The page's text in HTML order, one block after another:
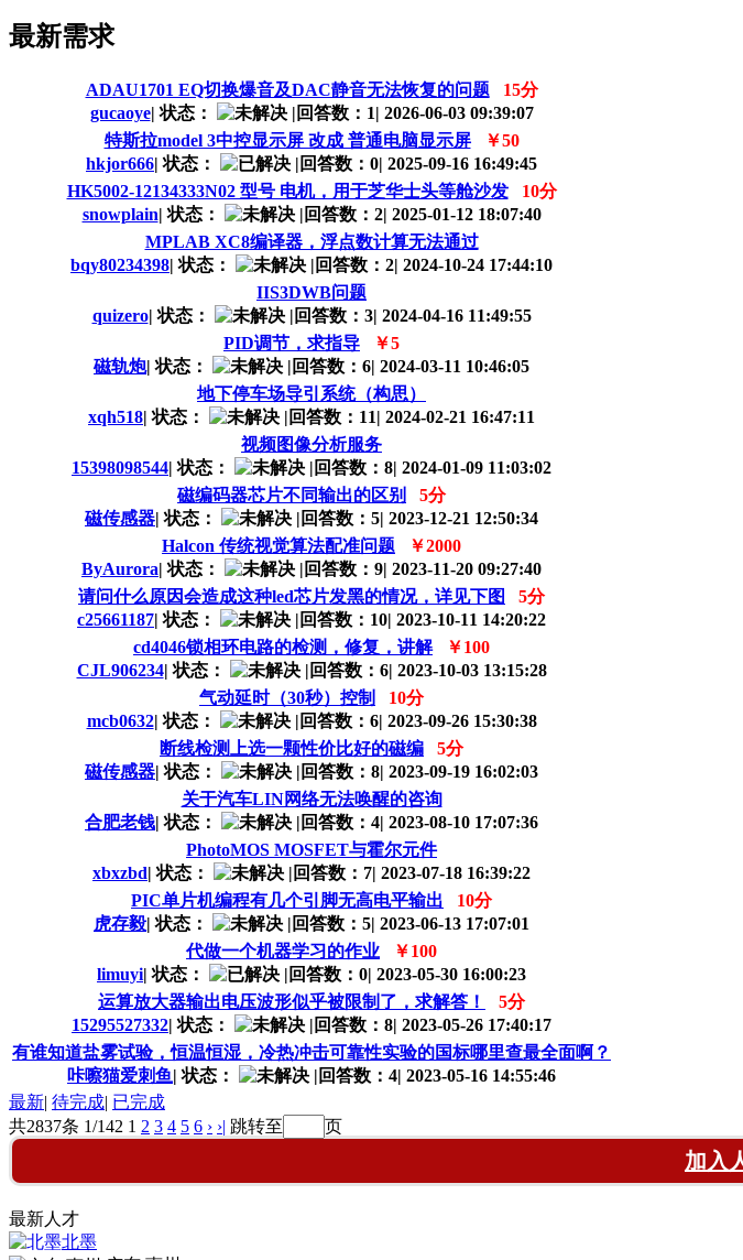
最新需求
ADAU1701 EQ切换爆音及DAC静音无法恢复的问题
15分
gucaoye| 状态： | 回答数：1| 2026-06-03 09:39:07
特斯拉model 3中控显示屏 改成 普通电脑显示屏
￥50
hkjor666| 状态： | 回答数：0| 2025-09-16 16:49:45
HK5002-12134333N02 型号 电机，用于芝华士头等舱沙发
10分
snowplain| 状态： | 回答数：2| 2025-01-12 18:07:40
MPLAB XC8编译器，浮点数计算无法通过
bqy80234398| 状态： | 回答数：2| 2024-10-24 17:44:10
IIS3DWB问题
quizero| 状态： | 回答数：3| 2024-04-16 11:49:55
PID调节，求指导
￥5
磁轨炮| 状态： | 回答数：6| 2024-03-11 10:46:05
地下停车场导引系统（构思）
xqh518| 状态： | 回答数：11| 2024-02-21 16:47:11
视频图像分析服务
15398098544| 状态： | 回答数：8| 2024-01-09 11:03:02
磁编码器芯片不同输出的区别
5分
磁传感器| 状态： | 回答数：5| 2023-12-21 12:50:34
Halcon 传统视觉算法配准问题
￥2000
ByAurora| 状态： | 回答数：9| 2023-11-20 09:27:40
请问什么原因会造成这种led芯片发黑的情况，详见下图
5分
c25661187| 状态： | 回答数：10| 2023-10-11 14:20:22
cd4046锁相环电路的检测，修复，讲解
￥100
CJL906234| 状态： | 回答数：6| 2023-10-03 13:15:28
气动延时（30秒）控制
10分
mcb0632| 状态： | 回答数：6| 2023-09-26 15:30:38
断线检测上选一颗性价比好的磁编
5分
磁传感器| 状态： | 回答数：8| 2023-09-19 16:02:03
关于汽车LIN网络无法唤醒的咨询
合肥老钱| 状态： | 回答数：4| 2023-08-10 17:07:36
PhotoMOS MOSFET与霍尔元件
xbxzbd| 状态： | 回答数：7| 2023-07-18 16:39:22
PIC单片机编程有几个引脚无高电平输出
10分
虎存毅| 状态： | 回答数：5| 2023-06-13 17:07:01
代做一个机器学习的作业
￥100
limuyi| 状态： | 回答数：0| 2023-05-30 16:00:23
运算放大器输出电压波形似乎被限制了，求解答！
5分
15295527332| 状态： | 回答数：8| 2023-05-26 17:40:17
有谁知道盐雾试验，恒温恒湿，冷热冲击可靠性实验的国标哪里查最全面啊？
咔嚓猫爱刺鱼| 状态： | 回答数：4| 2023-05-16 14:55:46
最新| 待完成| 已完成
共2837条 1/142 1 2 3 4 5 6 › ›| 跳转至 页
加入
最新人才
北墨